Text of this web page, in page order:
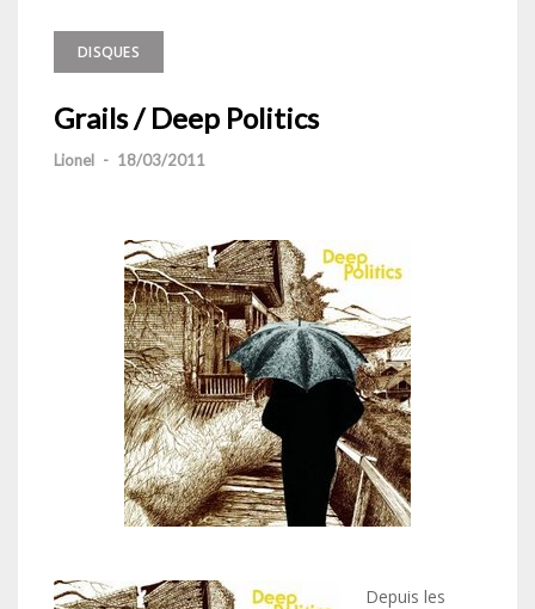
DISQUES
Grails / Deep Politics
Lionel - 18/03/2011
Depuis les